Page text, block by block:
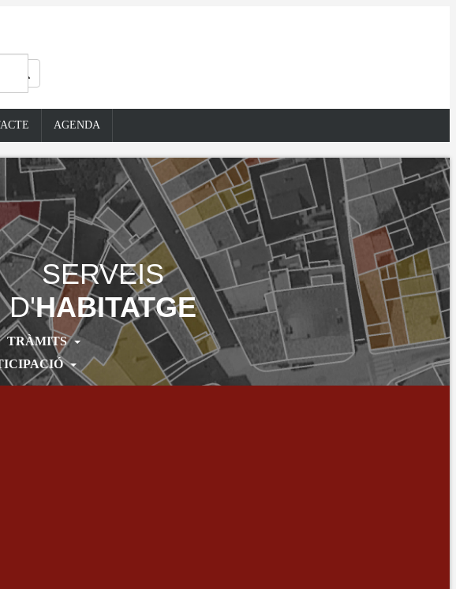
AGENDA
SERVEIS
D'HABITATGE
TRÀMITS